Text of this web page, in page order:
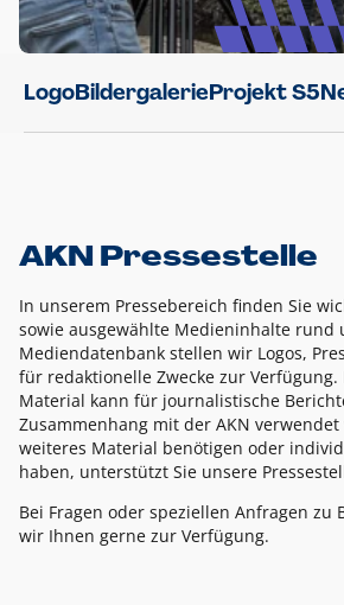
LogoBildergalerieProjekt S5
AKN Pressestelle
In unserem Pressebereich finden Sie
sowie ausgewählte Medieninhalte rund
Mediendatenbank stellen wir Logos,
für redaktionelle Zwecke zur
Material kann für journalistische
Zusammenhang mit der AKN
weiteres Material benötigen oder
haben, unterstützt Sie unsere
Bei Fragen oder speziellen Anfragen zu
wir Ihnen gerne zur Verfügung.